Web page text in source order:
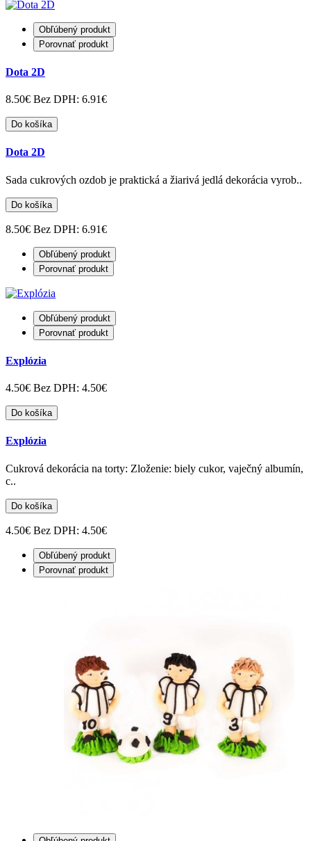
Obľúbený produkt
Porovnať produkt
Dota 2D
8.50€ Bez DPH: 6.91€
Do košíka
Dota 2D
Sada cukrových ozdob je praktická a žiarivá jedlá dekorácia vyrob..
Do košíka
8.50€ Bez DPH: 6.91€
Obľúbený produkt
Porovnať produkt
Obľúbený produkt
Porovnať produkt
Explózia
4.50€ Bez DPH: 4.50€
Do košíka
Explózia
Cukrová dekorácia na torty: Zloženie: biely cukor, vaječný albumín,
c..
Do košíka
4.50€ Bez DPH: 4.50€
Obľúbený produkt
Porovnať produkt